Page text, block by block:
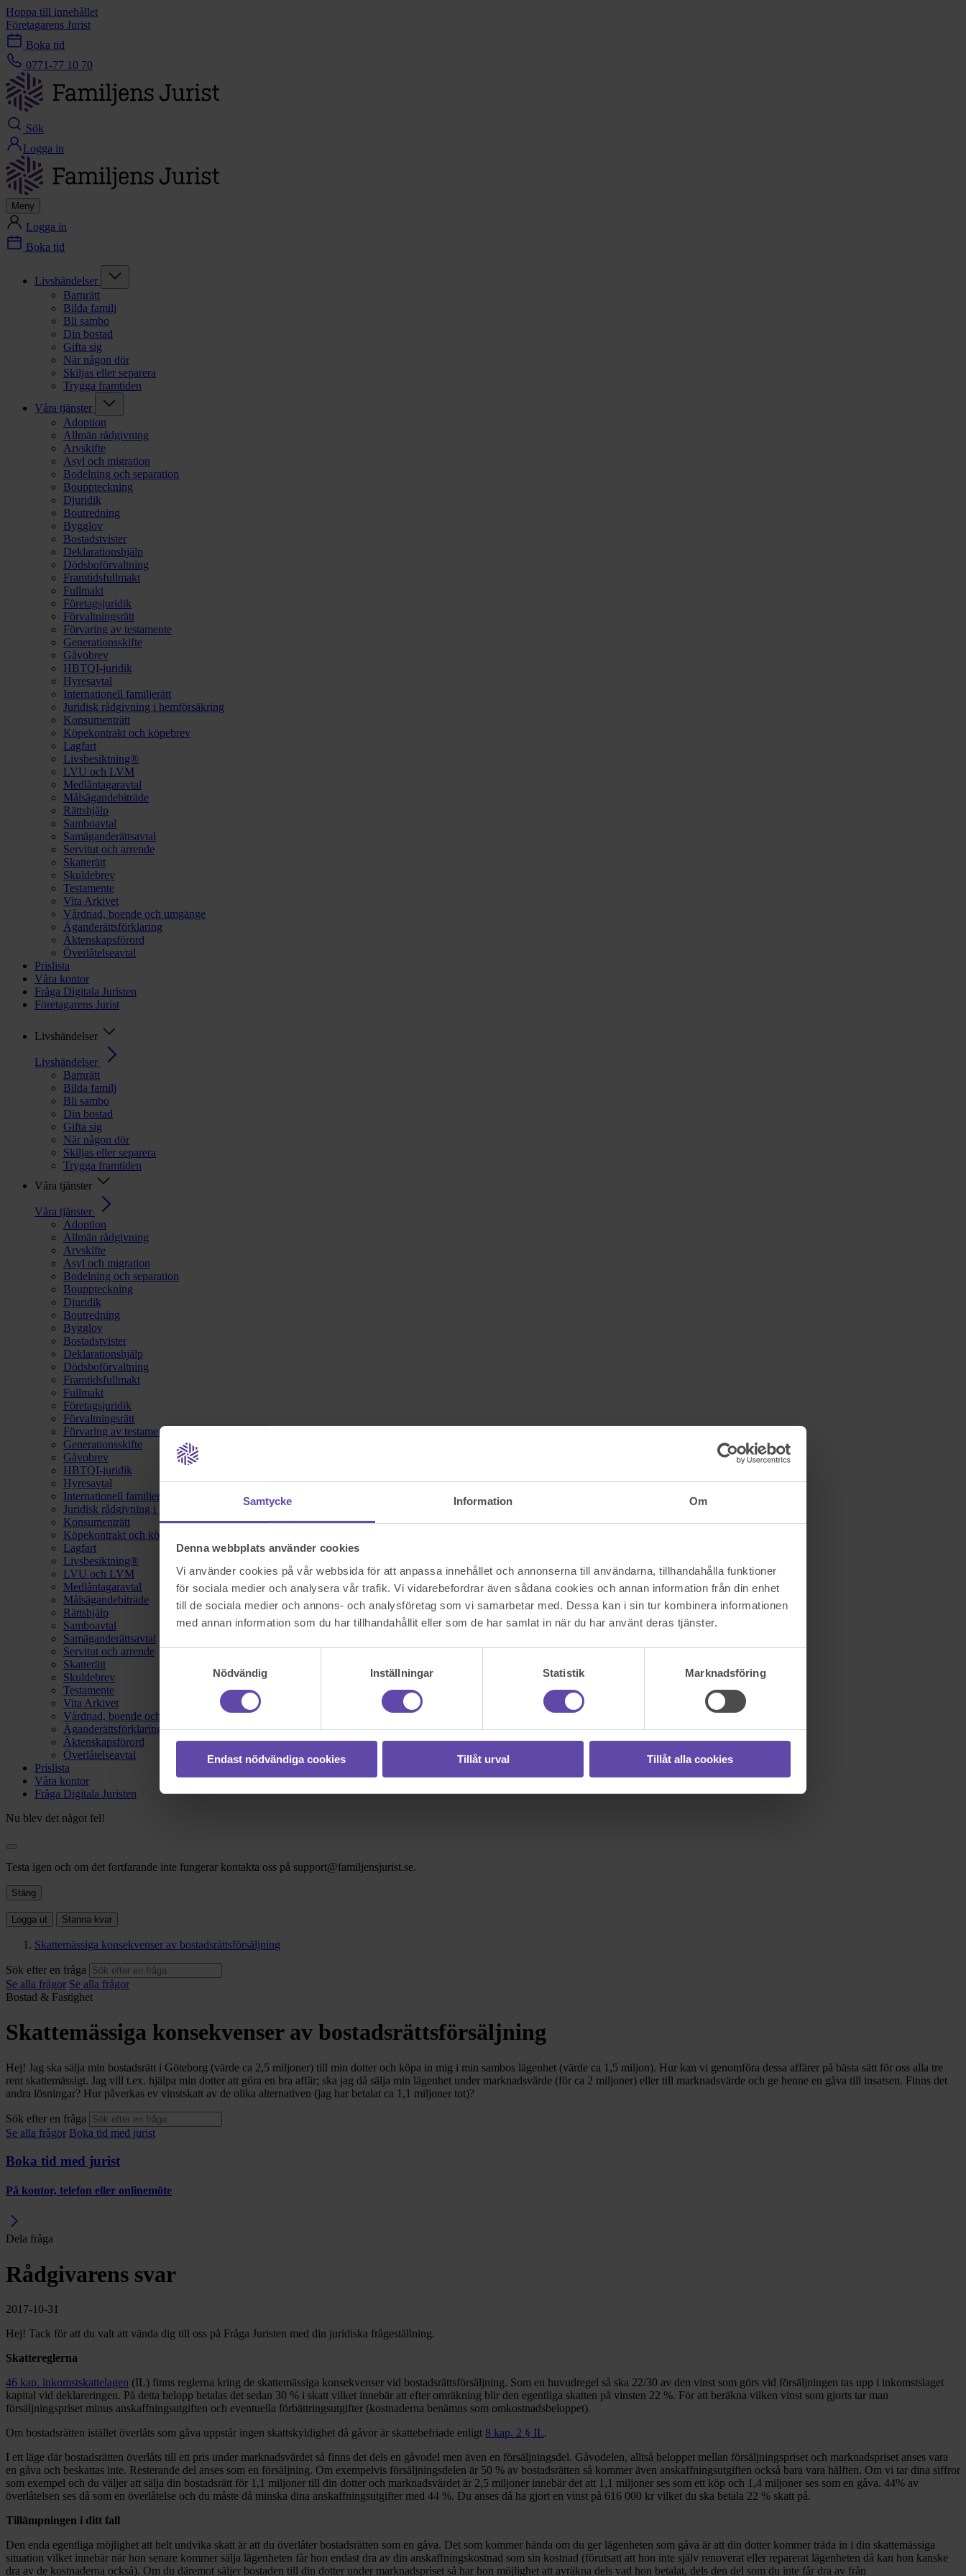
Samtycke Information Om
Denna webbplats använder cookies
Vi använder cookies på vår webbsida för att anpassa innehållet och annonserna till användarna, tillhandahålla funktioner
för sociala medier och analysera vår trafik. Vi vidarebefordrar även sådana cookies och annan information från din enhet
till de sociala medier och annons- och analysföretag som vi samarbetar med. Dessa kan i sin tur kombinera informationen
med annan information som du har tillhandahållit eller som de har samlat in när du har använt deras tjänster.
Nödvändig
Inställningar Statistik Marknadsföring
Endast nödvändiga cookies Tillåt urval Tillåt alla cookies
Hoppa till innehållet
Företagarens Jurist
Boka tid
0771-77 10 70
Sök
Logga in
Meny
Logga in
Boka tid
Livshändelser
Barnrätt
Bilda familj
Bli sambo
Din bostad
Gifta sig
När någon dör
Skiljas eller separera
Trygga framtiden
Våra tjänster
Adoption
Allmän rådgivning
Arvskifte
Asyl och migration
Bodelning och separation
Bouppteckning
Djuridik
Boutredning
Bygglov
Bostadstvister
Deklarationshjälp
Dödsboförvaltning
Framtidsfullmakt
Fullmakt
Företagsjuridik
Förvaltningsrätt
Förvaring av testamente
Generationsskifte
Gåvobrev
HBTQI-juridik
Hyresavtal
Internationell familjerätt
Juridisk rådgivning i hemförsäkring
Konsumenträtt
Köpekontrakt och köpebrev
Lagfart
Livsbesiktning®
LVU och LVM
Medlåntagaravtal
Målsägandebiträde
Rättshjälp
Samboavtal
Samäganderättsavtal
Servitut och arrende
Skatterätt
Skuldebrev
Testamente
Vita Arkivet
Vårdnad, boende och umgänge
Äganderättsförklaring
Äktenskapsförord
Överlåtelseavtal
Prislista
Våra kontor
Fråga Digitala Juristen
Företagarens Jurist
Livshändelser
Livshändelser
Barnrätt
Bilda familj
Bli sambo
Din bostad
Gifta sig
När någon dör
Skiljas eller separera
Trygga framtiden
Våra tjänster
Våra tjänster
Adoption
Allmän rådgivning
Arvskifte
Asyl och migration
Bodelning och separation
Bouppteckning
Djuridik
Boutredning
Bygglov
Bostadstvister
Deklarationshjälp
Dödsboförvaltning
Framtidsfullmakt
Fullmakt
Företagsjuridik
Förvaltningsrätt
Förvaring av testamente
Generationsskifte
Gåvobrev
HBTQI-juridik
Hyresavtal
Internationell familjerätt
Juridisk rådgivning i hemförsäkring
Konsumenträtt
Köpekontrakt och köpebrev
Lagfart
Livsbesiktning®
LVU och LVM
Medlåntagaravtal
Målsägandebiträde
Rättshjälp
Samboavtal
Samäganderättsavtal
Servitut och arrende
Skatterätt
Skuldebrev
Testamente
Vita Arkivet
Vårdnad, boende och umgänge
Äganderättsförklaring
Äktenskapsförord
Överlåtelseavtal
Prislista
Våra kontor
Fråga Digitala Juristen
Nu blev det något fel!
Testa igen och om det fortfarande inte fungerar kontakta oss på support@familjensjurist.se.
Stäng
Logga ut Stanna kvar
Skattemässiga konsekvenser av bostadsrättsförsäljning
Sök efter en fråga
Se alla frågor Se alla frågor
Bostad & Fastighet
Skattemässiga konsekvenser av bostadsrättsförsäljning
Hej! Jag ska sälja min bostadsrätt i Göteborg (värde ca 2,5 miljoner) till min dotter och köpa in mig i min sambos lägenhet (värde ca 1,5 miljon). Hur kan vi genomföra dessa affärer på bästa sätt för oss alla tre
rent skattemässigt. Jag vill t.ex. hjälpa min dotter att göra en bra affär; ska jag då sälja min lägenhet under marknadsvärde (för ca 2 miljoner) eller till marknadsvärde och ge henne en gåva till insatsen. Finns det
andra lösningar? Hur påverkas ev vinstskatt av de olika alternativen (jag har betalat ca 1,1 miljoner tot)?
Sök efter en fråga
Se alla frågor Boka tid med jurist
Boka tid med jurist
På kontor, telefon eller onlinemöte
Dela fråga
Rådgivarens svar
2017-10-31
Hej! Tack för att du valt att vända dig till oss på Fråga Juristen med din juridiska frågeställning.
Skattereglerna
46 kap. inkomstskattelagen (IL) finns reglerna kring de skattemässiga konsekvenser vid bostadsrättsförsäljning. Som en huvudregel så ska 22/30 av den vinst som görs vid försäljningen tas upp i inkomstslaget
kapital vid deklareringen. På detta belopp betalas det sedan 30 % i skatt vilket innebär att efter omräkning blir den egentliga skatten på vinsten 22 %. För att beräkna vilken vinst som gjorts tar man
försäljningspriset minus anskaffningsutgiften och eventuella förbättringsutgifter (kostnaderna benämns som omkostnadsbeloppet).
Om bostadsrätten istället överlåts som gåva uppstår ingen skattskyldighet då gåvor är skattebefriade enligt 8 kap. 2 § IL.
I ett läge där bostadsrätten överlåts till ett pris under marknadsvärdet så finns det dels en gåvodel men även en försäljningsdel. Gåvodelen, alltså beloppet mellan försäljningspriset och marknadspriset anses vara
en gåva och beskattas inte. Resterande del anses som en försäljning. Om exempelvis försäljningsdelen är 50 % av bostadsrätten så kommer även anskaffningsutgiften också bara vara hälften. Om vi tar dina siffror
som exempel och du väljer att sälja din bostadsrätt för 1,1 miljoner till din dotter och marknadsvärdet är 2,5 miljoner innebär det att 1,1 miljoner ses som ett köp och 1,4 miljoner ses som en gåva. 44% av
överlåtelsen ses då som en överlåtelse och du måste då minska dina anskaffningsutgifter med 44 %. Du anses då ha gjort en vinst på 616 000 kr vilket du ska betala 22 % skatt på.
Tillämpningen i ditt fall
Den enda egentliga möjlighet att helt undvika skatt är att du överlåter bostadsrätten som en gåva. Det som kommer hända om du ger lägenheten som gåva är att din dotter kommer träda in i din skattemässiga
situation vilket innebär när hon senare kommer sälja lägenheten får hon endast dra av din anskaffningskostnad som sin kostnad (förutsatt att hon inte själv renoverat eller reparerat lägenheten då kan hon kanske
dra av de kostnaderna också). Om du däremot säljer bostaden till din dotter under marknadspriset så har hon möjlighet att avräkna dels vad hon betalat, dels den del som du inte får dra av från